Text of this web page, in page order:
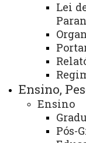
Lei
Ensino,
Ensino
Pós-
SEIPAAS
Centro de
As
nas áreas de